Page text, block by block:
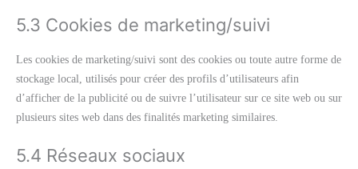
5.3 Cookies de marketing/suivi
Les cookies de marketing/suivi sont des cookies ou toute autre forme de
stockage local, utilisés pour créer des profils d’utilisateurs afin
d’afficher de la publicité ou de suivre l’utilisateur sur ce site web ou sur
plusieurs sites web dans des finalités marketing similaires.
5.4 Réseaux sociaux